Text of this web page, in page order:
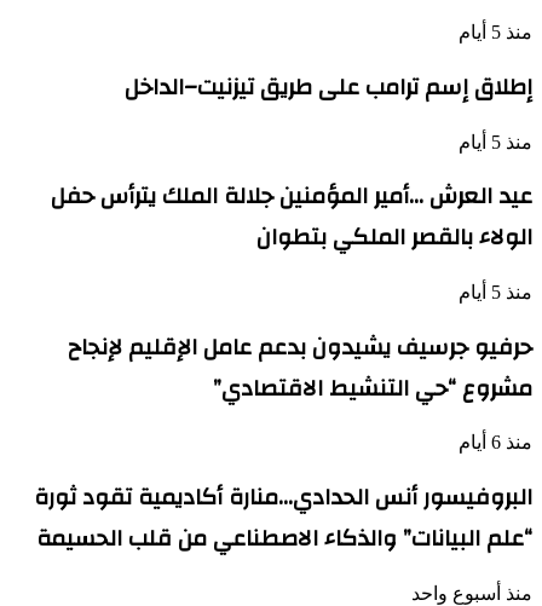
منذ 5 أيام
إطلاق إسم ترامب على طريق تيزنيت–الداخل
منذ 5 أيام
عيد العرش …أمير المؤمنين جلالة الملك يترأس حفل
الولاء بالقصر الملكي بتطوان
منذ 5 أيام
حرفيو جرسيف يشيدون بدعم عامل الإقليم لإنجاح
مشروع “حي التنشيط الاقتصادي”
منذ 6 أيام
البروفيسور أنس الحدادي…منارة أكاديمية تقود ثورة
“علم البيانات” والذكاء الاصطناعي من قلب الحسيمة
منذ أسبوع واحد